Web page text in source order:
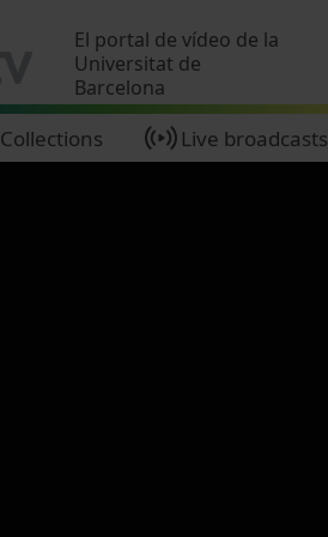
El portal de vídeo de la
Universitat de
Barcelona
Collections Live broadcasts